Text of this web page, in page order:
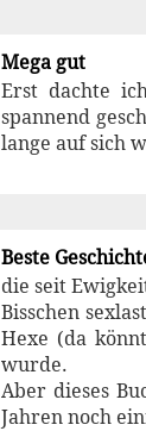
Mega gut
Erst dachte
spannend
lange auf sich
Beste
die seit
Bisschen
Hexe (da
wurde.
Aber dieses
Jahren noch